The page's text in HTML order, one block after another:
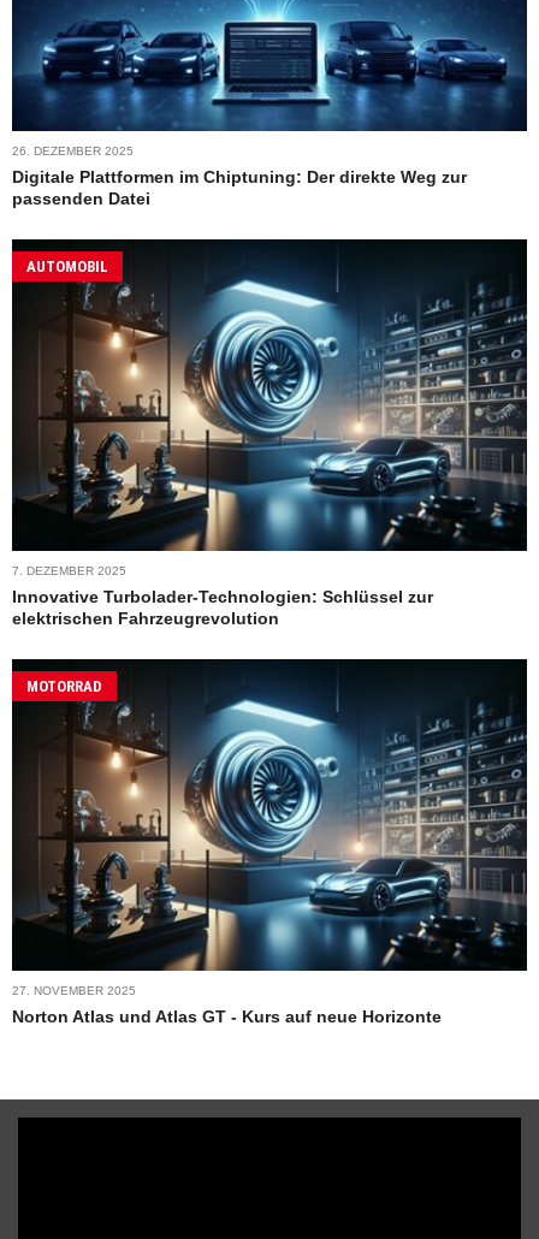
26. DEZEMBER 2025
Digitale Plattformen im Chiptuning: Der direkte Weg zur
passenden Datei
AUTOMOBIL
7. DEZEMBER 2025
Innovative Turbolader-Technologien: Schlüssel zur
elektrischen Fahrzeugrevolution
MOTORRAD
27. NOVEMBER 2025
Norton Atlas und Atlas GT - Kurs auf neue Horizonte